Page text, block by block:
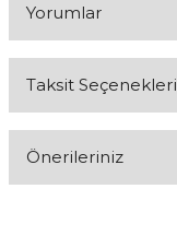
Yorumlar
Taksit Seçenekleri
Önerileriniz